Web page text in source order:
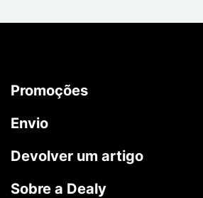
Promoções
Envio
Devolver um artigo
Sobre a Dealy